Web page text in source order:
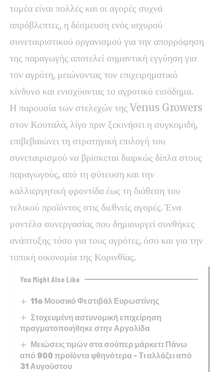
τομέα είναι πολλές και οι αγορές συχνά
απρόβλεπτες, η δέσμευση ενός ισχυρού
συνεταιριστικού οργανισμού για την απορρόφηση
της παραγωγής αποτελεί σημαντική εγγύηση για
τον αγρότη, μειώνοντας τον επιχειρηματικό
κίνδυνο και ενισχύοντας το αγροτικό εισόδημα.
Η παρουσία των στελεχών της Venus Growers
στον Κουταλά, λίγο πριν ξεκινήσει η συγκομιδή,
επιβεβαιώνει τη στρατηγική επιλογή του
συνεταιρισμού να βρίσκεται διαρκώς δίπλα στους
παραγωγούς, από τη φύτευση και την
καλλιεργητική φροντίδα έως τη διάθεση του
τελικού προϊόντος στις διεθνείς αγορές. Ένα
μοντέλο συνεργασίας που δημιουργεί συνθήκες
ανάπτυξης τόσο για τους αγρότες, όσο και για την
τοπική οικονομία της Κορινθίας.
You Might Also Like
11o Μουσικό Φεστιβάλ Ευρωστίνης
Στοχευμένη αστυνομική επιχείρηση
πραγματοποιήθηκε στην Αργολίδα
Μειώσεις τιμών στα σούπερ μάρκετ: Πάνω
από 900 προϊόντα φθηνότερα – Τι αλλάζει από
31 Αυγούστου